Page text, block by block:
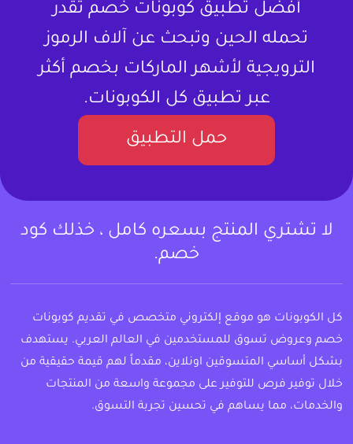
أفضل تطبيق كوبونات خصم تقدر
تحمله الحين وتبحث عن آلاف الرموز
الترويجية لأشهر الماركات بخصم أكثر
عبر تطبيق كل الكوبونات.
حمل التطبيق
لا تشتري المنتج بسعره كامل ، خذلك كود
خصم.
كل الكوبونات هو موقع إلكتروني متخصص في تقديم كوبونات
خصم وعروض تسوق للمستخدمين في العالم العربي. يستهدف
بشكل أساسي المتسوقين اونلاين، مقدماً لهم قيمة حقيقية من
خلال توفير فرص للتوفير على مجموعة واسعة من المنتجات
والخدمات، مما يساهم في تحسين تجربة التسوق.